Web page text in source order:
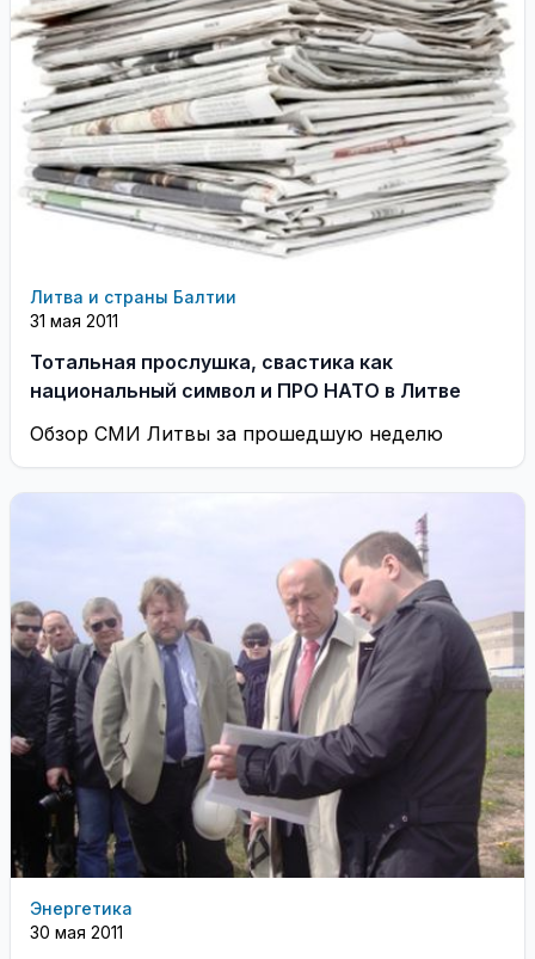
Литва и страны Балтии
31 мая 2011
Тотальная прослушка, свастика как
национальный символ и ПРО НАТО в Литве
Обзор СМИ Литвы за прошедшую неделю
Энергетика
30 мая 2011